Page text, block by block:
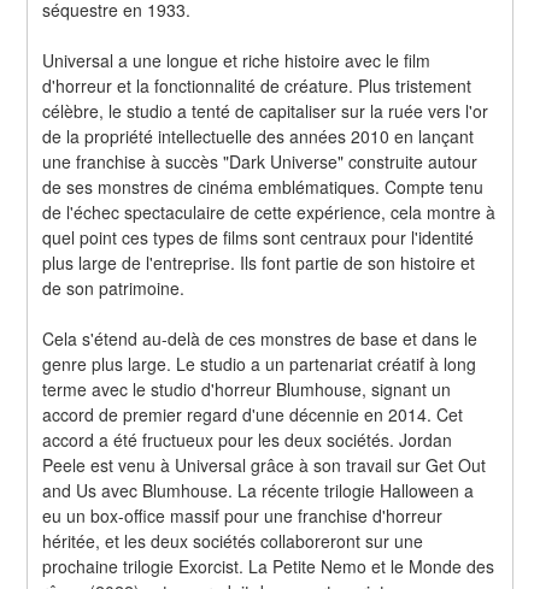
séquestre en 1933.
Universal a une longue et riche histoire avec le film
d'horreur et la fonctionnalité de créature. Plus tristement
célèbre, le studio a tenté de capitaliser sur la ruée vers l'or
de la propriété intellectuelle des années 2010 en lançant
une franchise à succès "Dark Universe" construite autour
de ses monstres de cinéma emblématiques. Compte tenu
de l'échec spectaculaire de cette expérience, cela montre à
quel point ces types de films sont centraux pour l'identité
plus large de l'entreprise. Ils font partie de son histoire et
de son patrimoine.
Cela s'étend au-delà de ces monstres de base et dans le
genre plus large. Le studio a un partenariat créatif à long
terme avec le studio d'horreur Blumhouse, signant un
accord de premier regard d'une décennie en 2014. Cet
accord a été fructueux pour les deux sociétés. Jordan
Peele est venu à Universal grâce à son travail sur Get Out
and Us avec Blumhouse. La récente trilogie Halloween a
eu un box-office massif pour une franchise d'horreur
héritée, et les deux sociétés collaboreront sur une
prochaine trilogie Exorcist. La Petite Nemo et le Monde des